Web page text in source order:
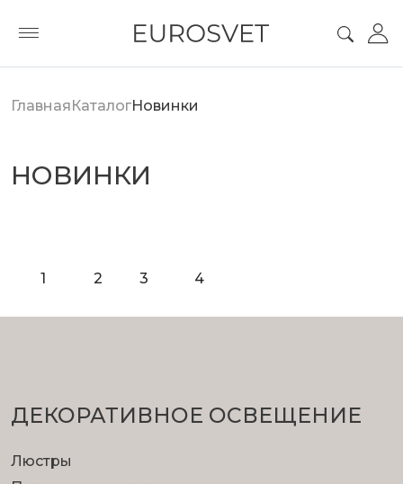
ГлавнаяКаталогНовинки
НОВИНКИ
1 2 3 4
ДЕКОРАТИВНОЕ ОСВЕЩЕНИЕ
Люстры